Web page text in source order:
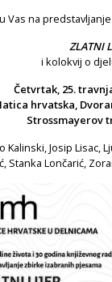
Vas na
ZLATNI
i kolokvij o
Četvrtak, 25.
hrvatska,
Strossmayerov
Josip Lisac,
Stanka Lončarić,